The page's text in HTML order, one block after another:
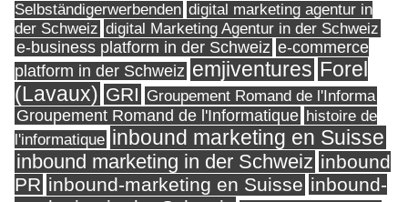
Selbständigerwerbenden digital marketing agentur in
der Schweiz digital Marketing Agentur in der Schweiz
e-business platform in der Schweiz e-commerce
platform in der Schweiz emjiventures Forel
(Lavaux) GRI Groupement Romand de l'Informa
Groupement Romand de l'Informatique histoire de
l'informatique inbound marketing en Suisse
inbound marketing in der Schweiz inbound
PR inbound-marketing en Suisse inbound-